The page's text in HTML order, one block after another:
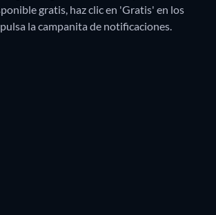
gratis, haz clic en 'Gratis' en los
la campanita de notificaciones.